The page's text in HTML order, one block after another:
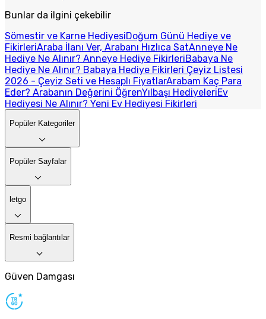
Bunlar da ilgini çekebilir
Sömestir ve Karne HediyesiDoğum Günü Hediye ve
FikirleriAraba İlanı Ver, Arabanı Hızlıca SatAnneye Ne
Hediye Ne Alınır? Anneye Hediye FikirleriBabaya Ne
Hediye Ne Alınır? Babaya Hediye Fikirleri Çeyiz Listesi
2026 - Çeyiz Seti ve Hesaplı FiyatlarArabam Kaç Para
Eder? Arabanın Değerini ÖğrenYılbaşı HediyeleriEv
Hediyesi Ne Alınır? Yeni Ev Hediyesi Fikirleri
Popüler Kategoriler
Popüler Sayfalar
letgo
Resmi bağlantılar
Güven Damgası